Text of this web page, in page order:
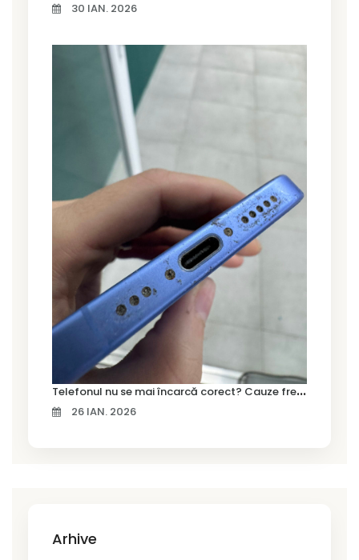
30 IAN. 2026
T
elefonul nu se mai încarcă corect? Cauze frecvente și soluții la service în Timișoara
26 IAN. 2026
Arhive